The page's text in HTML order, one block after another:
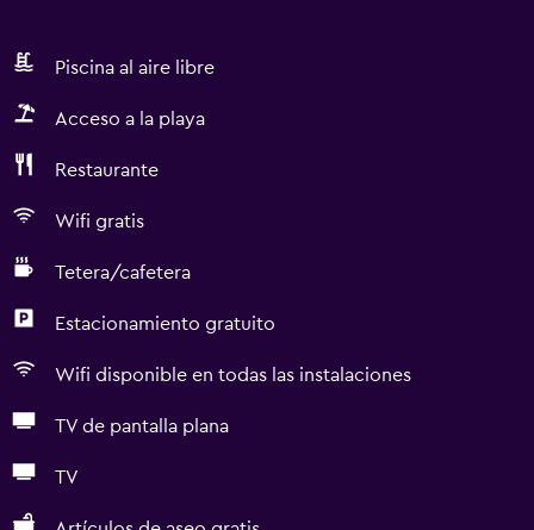
Piscina al aire libre
Acceso a la playa
Restaurante
Wifi gratis
Tetera/cafetera
Estacionamiento gratuito
Wifi disponible en todas las instalaciones
TV de pantalla plana
TV